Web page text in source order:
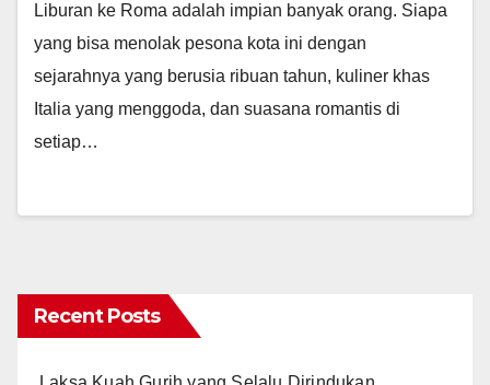
Liburan ke Roma adalah impian banyak orang. Siapa
yang bisa menolak pesona kota ini dengan
sejarahnya yang berusia ribuan tahun, kuliner khas
Italia yang menggoda, dan suasana romantis di
setiap…
Recent Posts